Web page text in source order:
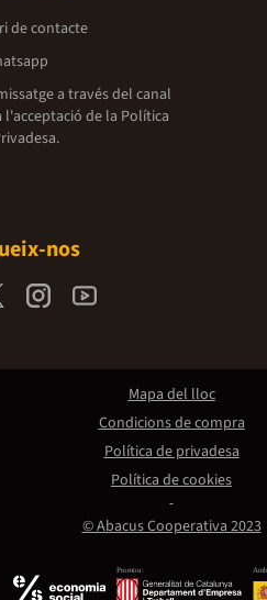
de contacte
a través del canal
de la Política
nos
Promou:
© Abacus Cooperativa 2023
Mapa del lloc
Condicions de compra
Política de privadesa
Política de cookies